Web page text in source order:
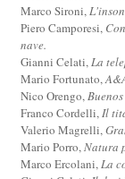
Marco Sironi,
Piero Camporesi,
nave.
Gianni Celati,La
Mario Fortunato,
Nico Orengo,
Franco Cordelli,Il
Valerio Magrelli,
Mario Porro,Natura
Marco Ercolani,La